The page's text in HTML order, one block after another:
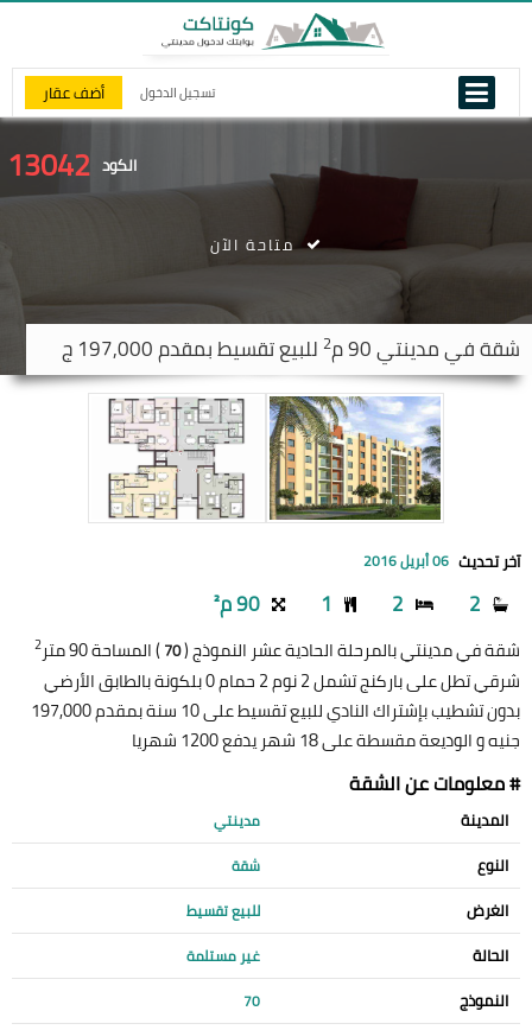
تسجيل الدخول أضف عقار
الكود 13042
شقة فيمدينتي 2 للبيع تقسيط بمقدم 197,000 ج
متاحة الآن
آخر تحديث 06 أبريل 2016
2
2
1 90 م²
شقة في مدينتي بالمرحلة الحادية عشر النموذج (70) المساحة 90 متر 2
شرقي تطل على باركنج تشمل 2 نوم 2 حمام 0 بلكونة بالطابق الأرضي
بدون تشطيب بإشتراك النادي للبيع تقسيط على 10 سنة بمقدم 197,000
جنيه و الوديعة مقسطة على 18 شهر يدفع 1200 شهريا
# معلومات عن الشقة
المدينة مدينتي
النوع شقة
الغرض للبيع تقسيط
الحالة غير مستلمة
النموذج 70